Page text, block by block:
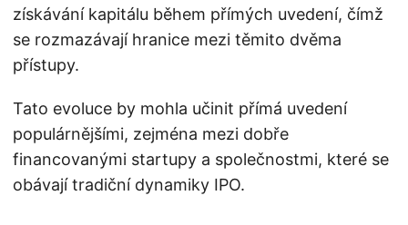
získávání kapitálu během přímých uvedení, čímž
se rozmazávají hranice mezi těmito dvěma
přístupy.
Tato evoluce by mohla učinit přímá uvedení
populárnějšími, zejména mezi dobře
financovanými startupy a společnostmi, které se
obávají tradiční dynamiky IPO.